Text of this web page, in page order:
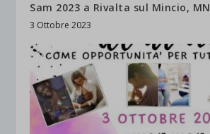
Sam 2023 a Rivalta sul Mincio, MN
3 Ottobre 2023